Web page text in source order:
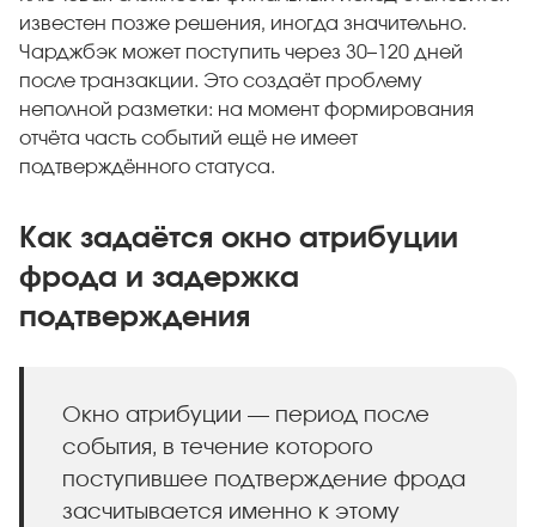
известен позже решения, иногда значительно.
Чарджбэк может поступить через 30–120 дней
после транзакции. Это создаёт проблему
неполной разметки: на момент формирования
отчёта часть событий ещё не имеет
подтверждённого статуса.
Как задаётся окно атрибуции
фрода и задержка
подтверждения
Окно атрибуции — период после
события, в течение которого
поступившее подтверждение фрода
засчитывается именно к этому